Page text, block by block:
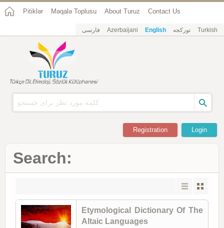
Pitiklər Məqalə Toplusu About Turuz Contact Us
فارسی Azerbaijani English تورکجه Turkish
Login
Registration
Search:
Etymological Dictionary Of The
Altaic Languages